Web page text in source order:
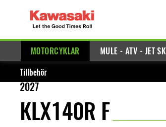
MOTORCYKLAR MULE - ATV - JET SKI
Tillbehör
2027
KLX140R F